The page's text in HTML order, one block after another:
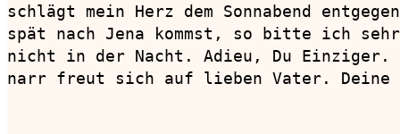
schlägt mein Herz dem Sonnabend
spät nach Jena kommst, so bitte ich
nicht in der Nacht. Adieu, Du
narr freut sich auf lieben Vater.